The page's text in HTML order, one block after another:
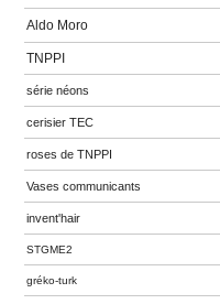
Aldo Moro
TNPPI
série néons
cerisier TEC
roses de TNPPI
Vases communicants
invent'hair
STGME2
gréko-turk